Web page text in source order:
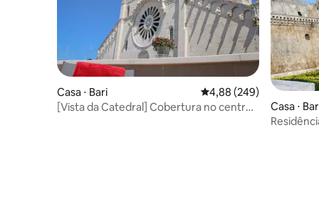
Casa ⋅ Bari 4,88 de uma avaliação
4,88 (249)
[Vista da Catedral] Cobertura no centro
Casa ⋅